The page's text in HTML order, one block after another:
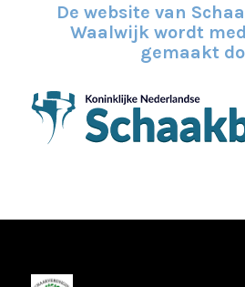
De website van
Waalwijk wordt
gemaakt